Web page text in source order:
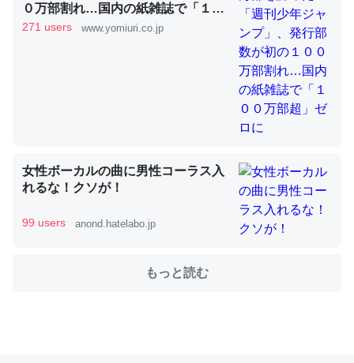
ウチもEchoを実家に置いて４年。でたまに覗いてる。ぼ
ちぼちRingも置こうかと画策中。あと、Googleマップで
位置情報を共有してる。電池残量や充電中かが分かるので
とかSpotifyを支払う孝行もできる。一生で親と会える残
０万部割れ…国内の紙雑誌で「１０
０万部超」ゼロに
271 users www.yomiuri.co.jp
女性ボーカルの曲に男性コーラス入
れるな！クソが！
99 users anond.hatelabo.jp
もっと読む